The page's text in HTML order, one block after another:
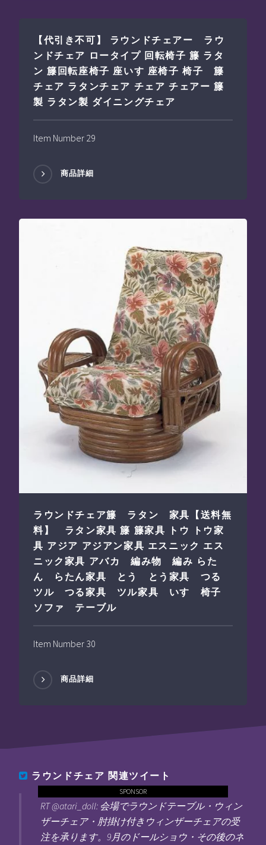
【代引き不可】 ラウンドチェアー ラウ
ンドチェア ロータイプ 回転椅子 籐 ラタ
ン 籐回転座椅子 座いす 座椅子 椅子 籐
チェア ラタンチェア チェア チェアー 籐
製 ラタン製 ダイニングチェア
Item Number 29
商品詳細
ラウンドチェア籐 ラタン 家具【送料無
料】 ラタン家具 籐 籐家具 トウ トウ家
具 アジア アジアン家具 エスニック エス
ニック家具 アバカ 編み物 編み らた
ん らたん家具 とう とう家具 つる
ツル つる家具 ツル家具 いす 椅子
ソファ テーブル
Item Number 30
商品詳細
ラウンドチェア 関連ツイート
RT @atari_doll: 会場でラウンドテーブル・ウィン
ザーチェア・肘掛け付きウィンザーチェアの受
注を承ります。9月のドールショウ・その後のネ
SPONSOR